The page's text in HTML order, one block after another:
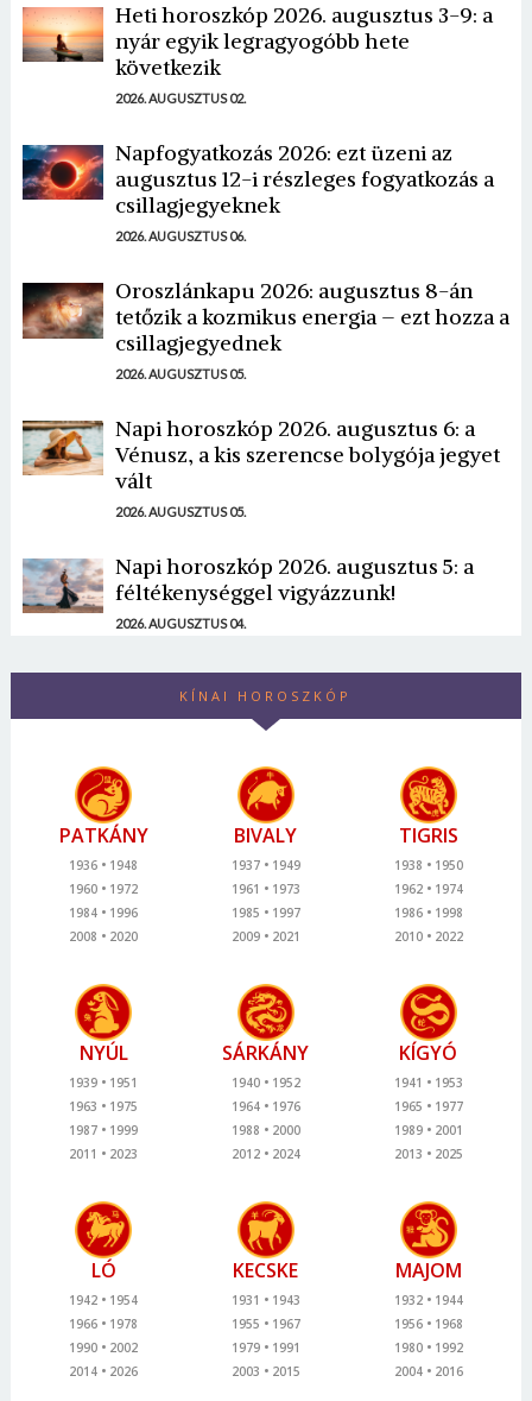
Heti horoszkóp 2026. augusztus 3-9: a
nyár egyik legragyogóbb hete
következik
2026. AUGUSZTUS 02.
Napfogyatkozás 2026: ezt üzeni az
augusztus 12-i részleges fogyatkozás a
csillagjegyeknek
2026. AUGUSZTUS 06.
Oroszlánkapu 2026: augusztus 8-án
tetőzik a kozmikus energia – ezt hozza a
csillagjegyednek
2026. AUGUSZTUS 05.
Napi horoszkóp 2026. augusztus 6: a
Vénusz, a kis szerencse bolygója jegyet
vált
2026. AUGUSZTUS 05.
Napi horoszkóp 2026. augusztus 5: a
féltékenységgel vigyázzunk!
2026. AUGUSZTUS 04.
KÍNAI HOROSZKÓP
PATKÁNY
1936
1948
1960
1972
1984
1996
2008
2020
BIVALY
1937
1949
1961
1973
1985
1997
2009
2021
TIGRIS
1938
1950
1962
1974
1986
1998
2010
2022
NYÚL
1939
1951
1963
1975
1987
1999
2011
2023
SÁRKÁNY
1940
1952
1964
1976
1988
2000
2012
2024
KÍGYÓ
1941
1953
1965
1977
1989
2001
2013
2025
LÓ
1942
1954
1966
1978
1990
2002
2014
2026
KECSKE
1931
1943
1955
1967
1979
1991
2003
2015
MAJOM
1932
1944
1956
1968
1980
1992
2004
2016